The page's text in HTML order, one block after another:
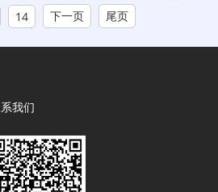
14 下一页 尾页
我们